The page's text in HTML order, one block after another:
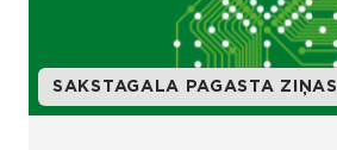
SAKSTAGALA PAGASTA ZIŅAS